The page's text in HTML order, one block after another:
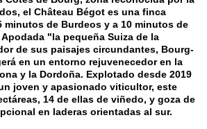
el Château Bégot es una finca
minutos de Burdeos y a 10 minutos de
"la pequeña Suiza de la
de sus paisajes circundantes, Bourg-
en un entorno rejuvenecedor en la
y la Dordoña. Explotado desde 2019
joven y apasionado viticultor, este
14 de ellas de viñedo, y goza de
en laderas orientadas al sur.